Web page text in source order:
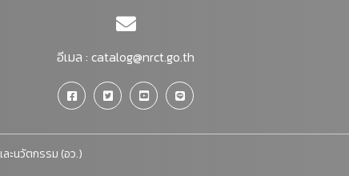
อีเมล :catalog@nrct.go.th
ะนวัตกรรม (อว.)